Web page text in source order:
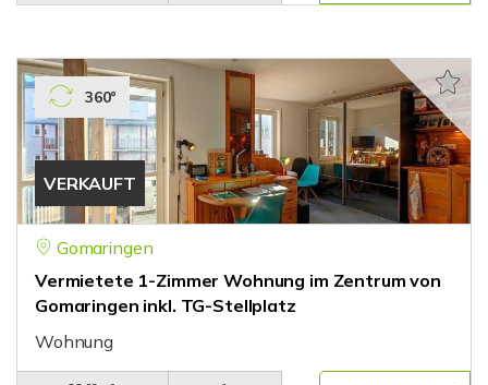
VERKAUFT
360°
Gomaringen
Vermietete 1-Zimmer Wohnung im Zentrum von
Gomaringen inkl. TG-Stellplatz
Wohnung